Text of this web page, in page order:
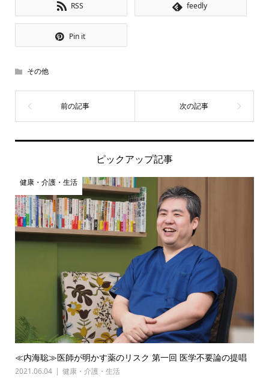
RSS feedly
Pin it
その他
ピックアップ記事
健康・介護・生活
≪内海聡≫医師が明かす薬のリスク 第一回 医学不要論の提唱
2021.06.04 健康・介護・生活